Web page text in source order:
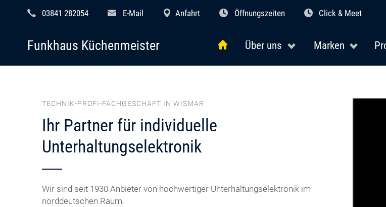
03841 282054 E-Mail Anfahrt Öffnungszeiten Click & Meet
Über uns Marken
Funkhaus Küchenmeister
TECHNIK-PROFI-FACHGESCHÄFT IN WISMAR
Ihr Partner für individuelle
Unterhaltungselektronik
Wir sind seit 1930 Anbieter von hochwertiger Unterhaltungselektronik im
norddeutschen Raum.